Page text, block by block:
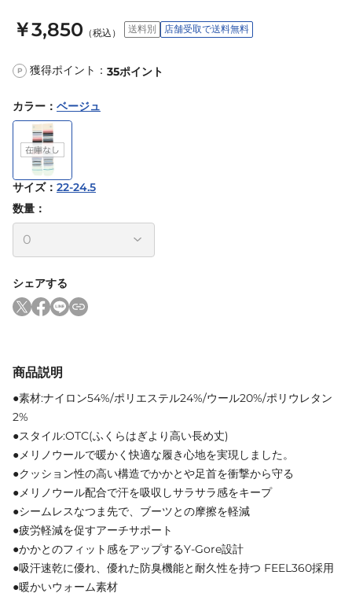
￥3,850 （税込） 送料別 店舗受取で送料無料
P 獲得ポイント： 35ポイント
カラー ： ベージュ
サイズ： 22-24.5
数量：
シェアする
商品説明
●素材:ナイロン54%/ポリエステル24%/ウール20%/ポリウレタン
2%
●スタイル:OTC(ふくらはぎより高い長め丈)
●メリノウールで暖かく快適な履き心地を実現しました。
●クッション性の高い構造でかかとや足首を衝撃から守る
●メリノウール配合で汗を吸収しサラサラ感をキープ
●シームレスなつま先で、ブーツとの摩擦を軽減
●疲労軽減を促すアーチサポート
●かかとのフィット感をアップするY-Gore設計
●吸汗速乾に優れ、優れた防臭機能と耐久性を持つ FEEL360採用
●暖かいウォーム素材